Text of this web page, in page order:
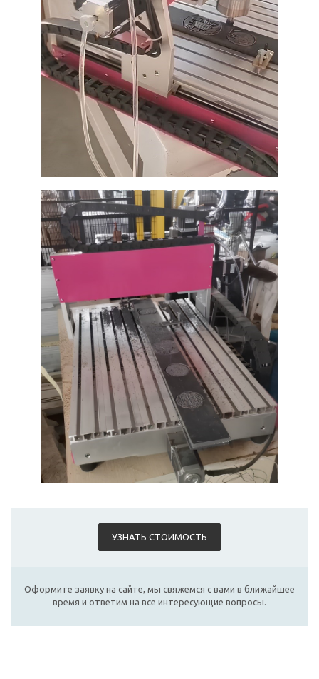
УЗНАТЬ СТОИМОСТЬ
Оформите заявку на сайте, мы свяжемся с вами в ближайшее
время и ответим на все интересующие вопросы.